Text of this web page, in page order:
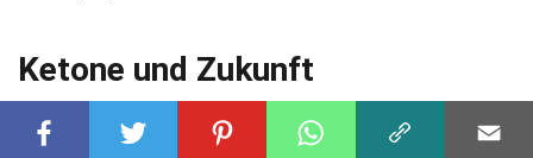
Ketone und Zukunft
Die Zukunft der Ketone ist vielversprechend. Hier